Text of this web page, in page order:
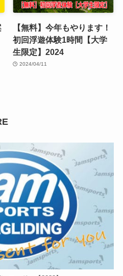
【無料】今年もやります！
初回浮遊体験1時間【大学
生限定】2024
2024/04/11